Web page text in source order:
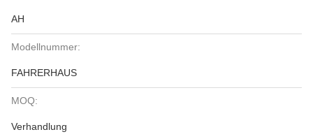
AH
Modellnummer:
FAHRERHAUS
MOQ:
Verhandlung